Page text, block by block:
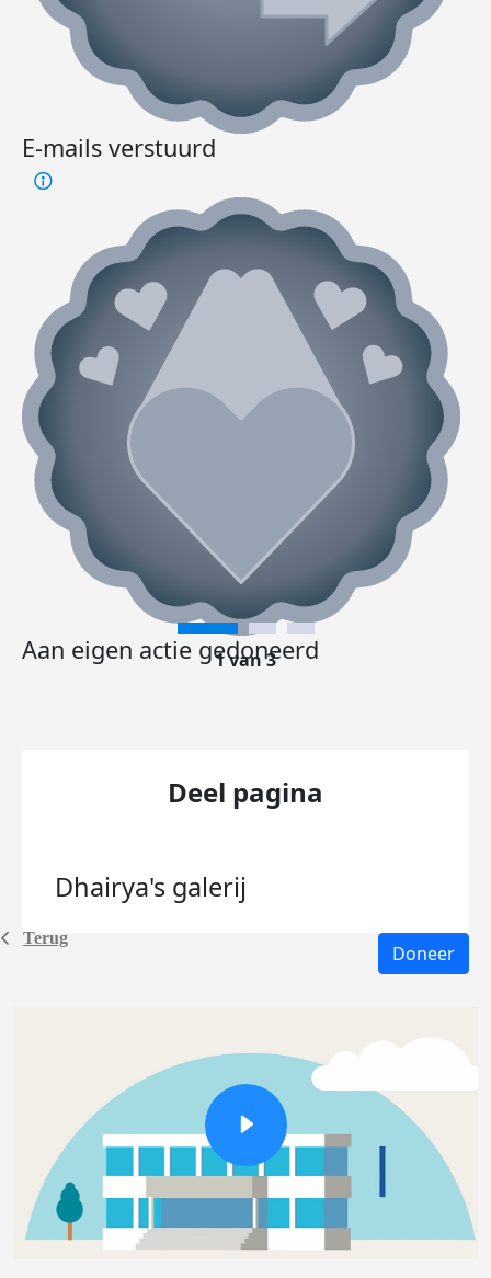
Terug
E-mails verstuurd
Aan eigen actie gedoneerd
1 van 3
Deel pagina
Dhairya's galerij
Doneer